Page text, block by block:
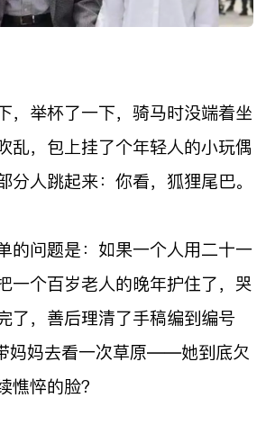
，举杯了一下，骑马时没端着坐
乱，包上挂了个年轻人的小玩偶
人跳起来：你看，狐狸尾巴。
的问题是：如果一个人用二十一
一个百岁老人的晚年护住了，哭
了，善后理清了手稿编到编号
妈妈去看一次草原——她到底欠
憔悴的脸？